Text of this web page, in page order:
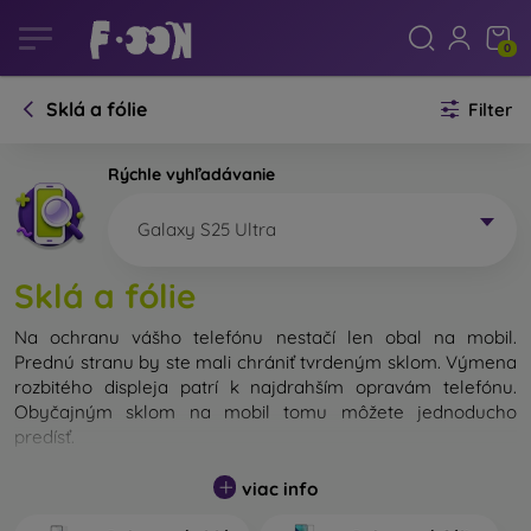
0
Sklá a fólie Filter
Rýchle vyhľadávanie
Galaxy S25 Ultra
Sklá a fólie
Na ochranu vášho telefónu nestačí len obal na mobil.
Prednú stranu by ste mali chrániť tvrdeným sklom. Výmena
rozbitého displeja patrí k najdrahším opravám telefónu.
Obyčajným sklom na mobil tomu môžete jednoducho
predísť.
Nerozbitné sklo na mobil síce neexistuje, no v prípade pádu
ostane váš displej zväčša neporušený. Výber tvrdeného
viac info